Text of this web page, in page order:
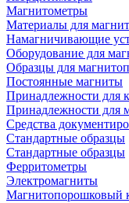
Магнитометры
Материалы для
Намагничивающие
Оборудование для
Образцы для
Постоянные магниты
Принадлежности для
Принадлежности для
Средства
Стандартные образцы
Стандартные образцы
Ферритометры
Электромагниты
Магнитопорошковый